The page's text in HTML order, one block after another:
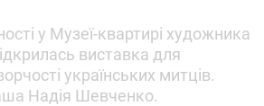
у Музеї-квартирі художника
виставка для
українських митців.
Надія Шевченко.